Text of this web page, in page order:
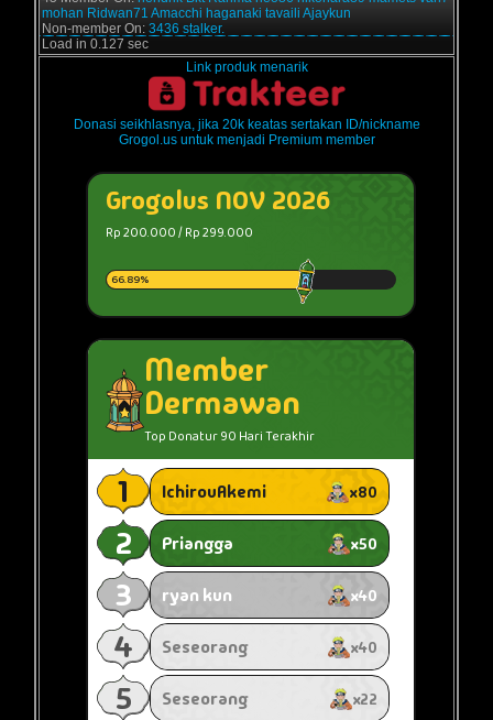
mohan Ridwan71 Amacchi haganaki tavaili Ajaykun
Non-member On: 3436 stalker.
Load in 0.127 sec
Link produk menarik
Donasi seikhlasnya, jika 20k keatas sertakan ID/nickname
Grogol.us untuk menjadi Premium member